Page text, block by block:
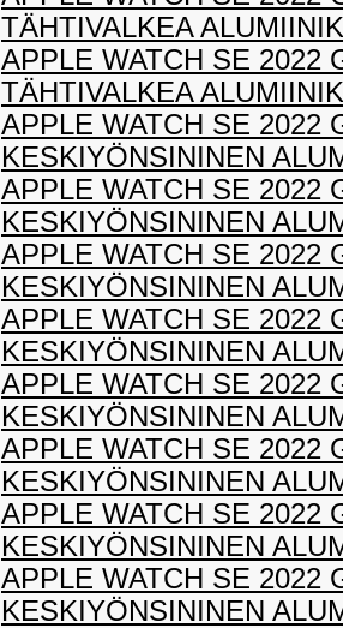
TÄHTIVALKEA
APPLE WATCH SE 2022
TÄHTIVALKEA
APPLE WATCH SE 2022
KESKIYÖNSININEN
APPLE WATCH SE 2022
KESKIYÖNSININEN
APPLE WATCH SE 2022
KESKIYÖNSININEN
APPLE WATCH SE 2022
KESKIYÖNSININEN
APPLE WATCH SE 2022
KESKIYÖNSININEN
APPLE WATCH SE 2022
KESKIYÖNSININEN
APPLE WATCH SE 2022
KESKIYÖNSININEN
APPLE WATCH SE 2022
KESKIYÖNSININEN